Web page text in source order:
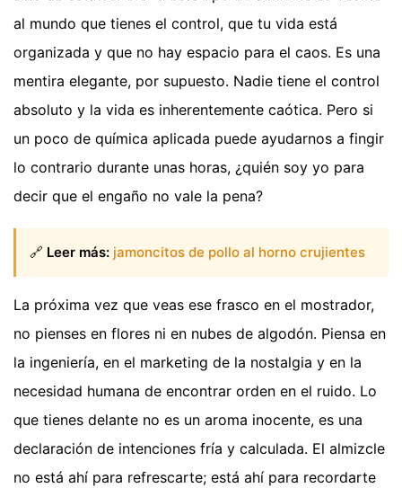
al mundo que tienes el control, que tu vida está
organizada y que no hay espacio para el caos. Es una
mentira elegante, por supuesto. Nadie tiene el control
absoluto y la vida es inherentemente caótica. Pero si
un poco de química aplicada puede ayudarnos a fingir
lo contrario durante unas horas, ¿quién soy yo para
decir que el engaño no vale la pena?
🔗 Leer más: jamoncitos de pollo al horno crujientes
La próxima vez que veas ese frasco en el mostrador,
no pienses en flores ni en nubes de algodón. Piensa en
la ingeniería, en el marketing de la nostalgia y en la
necesidad humana de encontrar orden en el ruido. Lo
que tienes delante no es un aroma inocente, es una
declaración de intenciones fría y calculada. El almizcle
no está ahí para refrescarte; está ahí para recordarte